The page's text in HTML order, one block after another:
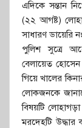
এদিকে সন্তান
(২২ আগষ্ট)
সাধারণ ডায়েরি
পুলিশ সুত্রে
বেলায়েত
গিয়ে খালের
লোকজনকে
বিষয়টি
মরদেহটি